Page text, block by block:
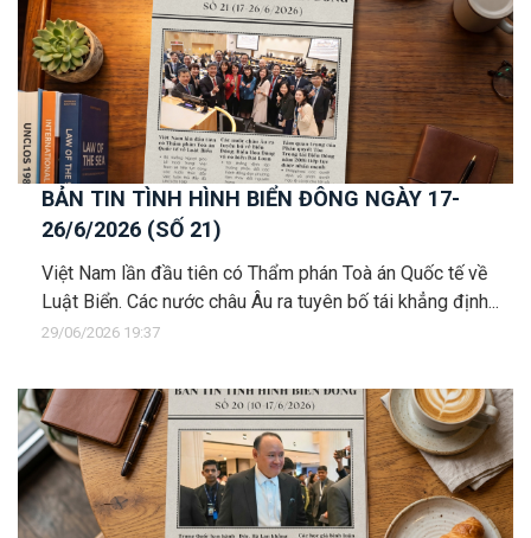
BẢN TIN TÌNH HÌNH BIỂN ĐÔNG NGÀY 17-
26/6/2026 (SỐ 21)
Việt Nam lần đầu tiên có Thẩm phán Toà án Quốc tế về
Luật Biển. Các nước châu Âu ra tuyên bố tái khẳng định...
29/06/2026 19:37